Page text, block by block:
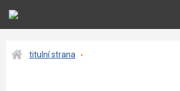
titulní strana